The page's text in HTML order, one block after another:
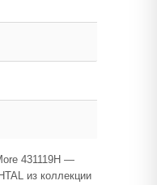
431119H —
из коллекции